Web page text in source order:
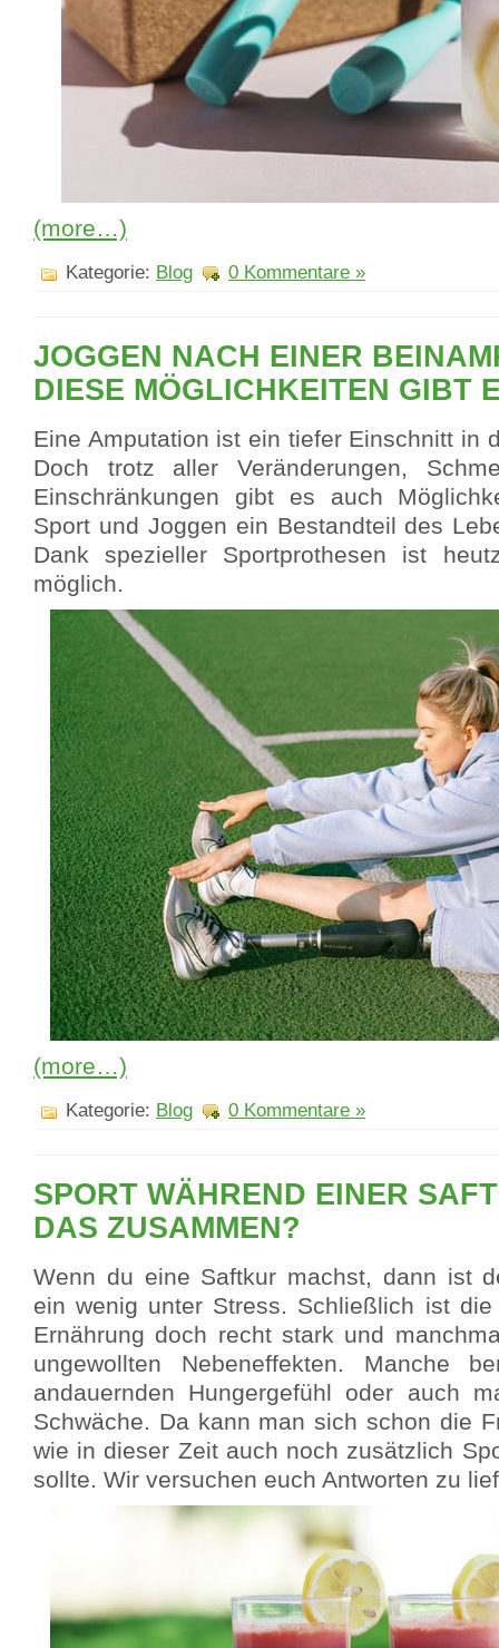
(more…)
Kategorie: Blog 0 Kommentare »
JOGGEN NACH EINER
DIESE MÖGLICHKEITEN GIBT
Eine Amputation ist ein tiefer Einschnitt in
Doch trotz aller Veränderungen,
Einschränkungen gibt es auch
Sport und Joggen ein Bestandteil des
Dank spezieller Sportprothesen ist
möglich.
(more…)
Kategorie: Blog 0 Kommentare »
SPORT WÄHREND EINER
DAS ZUSAMMEN?
Wenn du eine Saftkur machst, dann ist
ein wenig unter Stress. Schließlich ist
Ernährung doch recht stark und
ungewollten Nebeneffekten. Manche
andauernden Hungergefühl oder auch
Schwäche. Da kann man sich schon die
wie in dieser Zeit auch noch zusätzlich
sollte. Wir versuchen euch Antworten zu